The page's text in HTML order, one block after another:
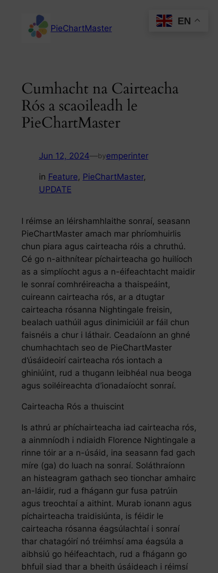
content
PieChartMaster
Cumhacht na Cairteacha
Rós a scaoileadh le
PieChartMaster
Jun 12, 2024—byemperinter
in Feature, PieChartMaster
UPDATE
I réimse an léirshamhlaithe sonraí, seasann
PieChartMaster amach mar phríomhuirlis
chun piara agus cairteacha róis a chruthú.
Cé go n-aithnítear píchairteacha go huilíoch
as a simplíocht agus a n-éifeachtacht maidir
le sonraí comhréireacha a thaispeáint,
cuireann cairteacha rós, ar a dtugtar
cairteacha rósanna Nightingale freisin,
bealach uathúil agus dinimiciúil ar fáil chun
faisnéis a chur i láthair. Ceadaíonn an ghné
chumhachtach seo de PieChartMaster
d’úsáideoirí cairteacha rós iontach a
ghiniúint, rud a thugann leibhéal nua beoga
agus soiléireachta d’ionadaíocht sonraí.
Cairteacha Rós a thuiscint
Is athrú ar phíchairteacha iad cairteacha rós,
a ainmníodh i ndiaidh Florence Nightingale a
rinne tóir ar a n-úsáid, ina seasann fad gach
míre (ga) do luach na sonraí. Soláthraíonn
an histeagram gathach seo tionchar amhairc
an-láidir, rud a fhágann gur fusa patrúin
agus treochtaí a aithint. Murab ionann agus
píchairteacha traidisiúnta, is féidir le
cairteacha rósanna éagsúlachtaí i sonraí
thar chatagóirí nó tréimhsí ama éagsúla a
aibhsiú go héifeachtach, rud a fhágann go
bhfuil siad thar a bheith úsáideach i réimsí
EN